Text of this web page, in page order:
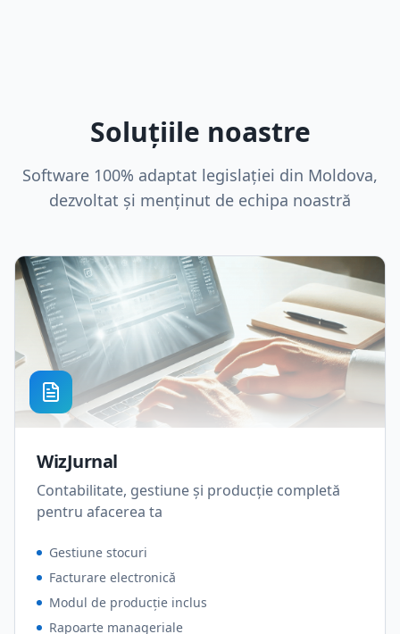
Soluțiile noastre
Software 100% adaptat legislației din Moldova,
dezvoltat și menținut de echipa noastră
WizJurnal
Contabilitate, gestiune și producție completă
pentru afacerea ta
Gestiune stocuri
Facturare electronică
Modul de producție inclus
Rapoarte manageriale